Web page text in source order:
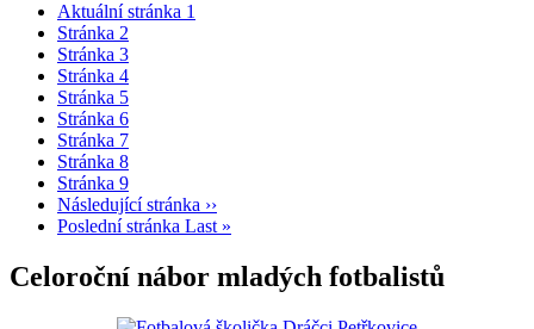
Aktuální stránka 1
Stránka 2
Stránka 3
Stránka 4
Stránka 5
Stránka 6
Stránka 7
Stránka 8
Stránka 9
Následující stránka ››
Poslední stránka Last »
Celoroční nábor mladých fotbalistů